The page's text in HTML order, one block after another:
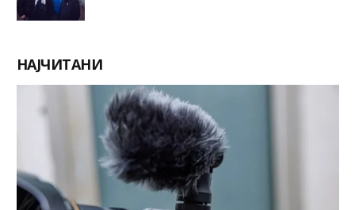
НАЈЧИТАНИ